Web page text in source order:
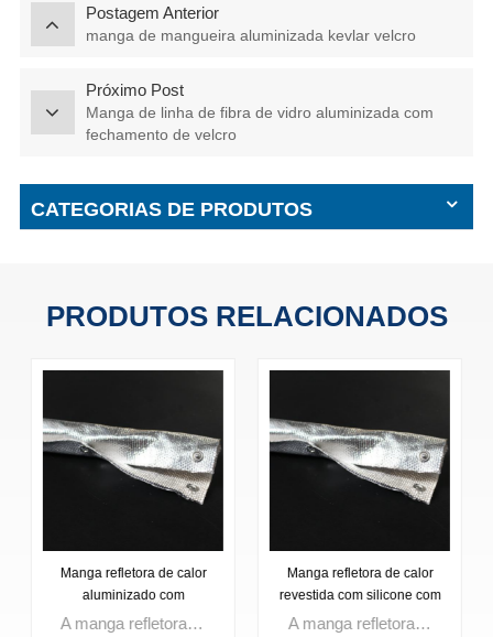
Postagem Anterior
manga de mangueira aluminizada kevlar velcro
Próximo Post
Manga de linha de fibra de vidro aluminizada com
fechamento de velcro
CATEGORIAS DE PRODUTOS
PRODUTOS RELACIONADOS
Manga refletora de calor
aluminizado com
fechamento de encaixeA manga refletora de calor aluminizada com fechamento de encaixe é uma solução de alto desempenho para gerenciamento de cabos e proteção de componentes Feito de folha de alumínio durável e fibra de vidro, oferece excelente resistência térmica A manga possui botões de encaixe de aço inoxidável para instalação e personalização fáceis e sem ferramentas Ideal para aplicações automotivas e industriais, garante proteção confiável em ambientes de alta temperatura, permitindo fácil acesso aos componentes.
Manga refletora de calor
revestida com silicone com
fechamento de snap A manga refletora de calor revestida com silicone com fechamento de encaixe é uma solução de blindagem de calor de alto desempenho feita de fibra de vidro revestida com polímero de silicone com uma camada externa de alumínio Ele lida com temperaturas contínuas de até 464 ° F (240 ° C) e rajadas curtas até 270 ° C (518 ° F) Com botões de encaixe de aço inoxidável para instalação rápida e sem ferramentas, esta luva durável e auto-extracurral é ideal para aplicações de automóveis, caminhão e ônibus Personalizável em comprimentos e diâmetros de 0 75 ”a 2 75”, fornece proteção robusta e acesso fácil a cabos e componentes.